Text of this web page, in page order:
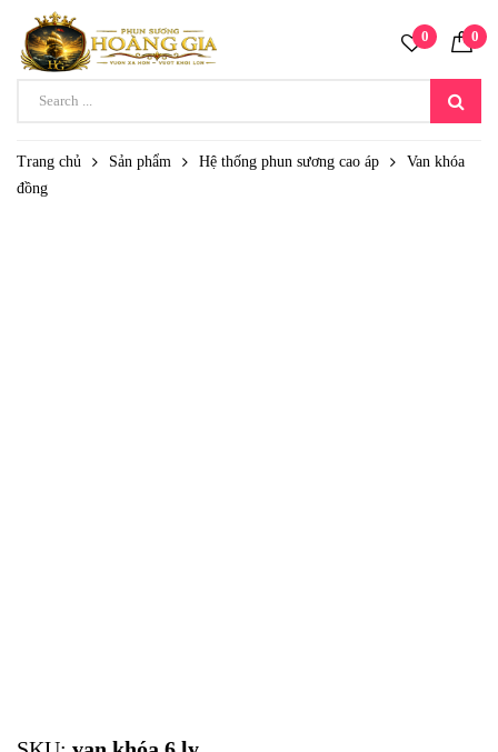
0 0
Trang chủ Sản phẩm Hệ thống phun sương cao áp
Van khóa
đồng